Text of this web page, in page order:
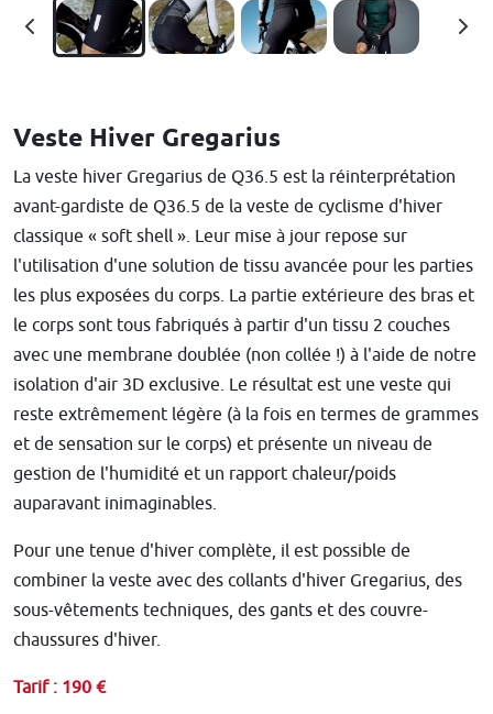
Veste Hiver Gregarius
La veste hiver Gregarius de Q36.5 est la réinterprétation
avant-gardiste de Q36.5 de la veste de cyclisme d'hiver
classique « soft shell ». Leur mise à jour repose sur
l'utilisation d'une solution de tissu avancée pour les parties
les plus exposées du corps. La partie extérieure des bras et
le corps sont tous fabriqués à partir d'un tissu 2 couches
avec une membrane doublée (non collée !) à l'aide de notre
isolation d'air 3D exclusive. Le résultat est une veste qui
reste extrêmement légère (à la fois en termes de grammes
et de sensation sur le corps) et présente un niveau de
gestion de l'humidité et un rapport chaleur/poids
auparavant inimaginables.
Pour une tenue d'hiver complète, il est possible de
combiner la veste avec des collants d'hiver Gregarius, des
sous-vêtements techniques, des gants et des couvre-
chaussures d'hiver.
Tarif : 190 €